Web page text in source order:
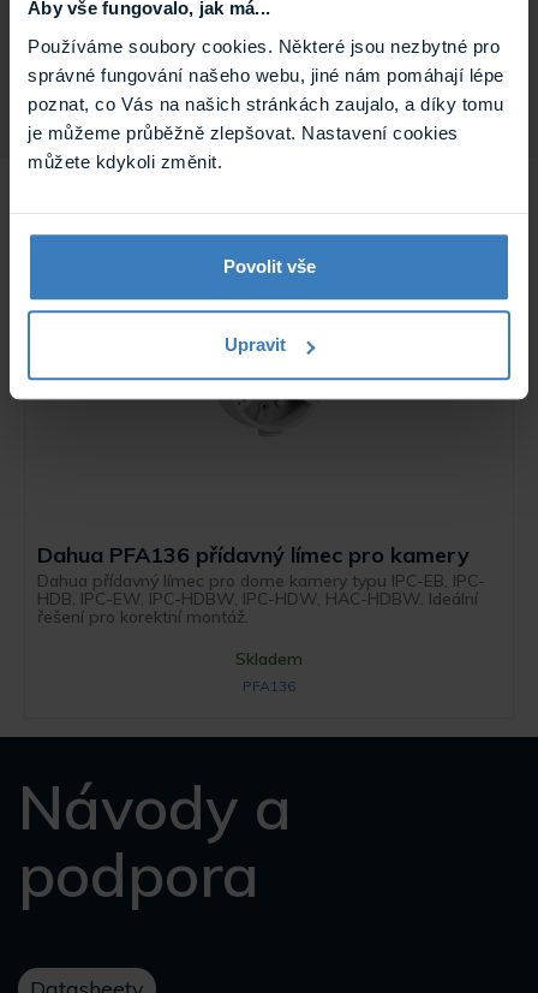
Aby vše fungovalo, jak má...
Používáme soubory cookies. Některé jsou nezbytné pro
správné fungování našeho webu, jiné nám pomáhají lépe
poznat, co Vás na našich stránkách zaujalo, a díky tomu
je můžeme průběžně zlepšovat. Nastavení cookies
můžete kdykoli změnit.
Povolit vše
Upravit
Hmotnost 0.501 kg
Související
Dahua PFA136 přídavný límec pro kamery
Dahua přídavný límec pro dome kamery typu IPC-EB, IPC-
HDB, IPC-EW, IPC-HDBW, IPC-HDW, HAC-HDBW. Ideální
řešení pro korektní montáž.
Skladem
PFA136
Návody a
podpora